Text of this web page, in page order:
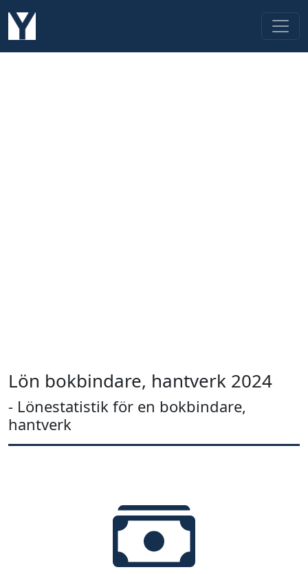
Lön bokbindare, hantverk 2024
- Lönestatistik för en bokbindare,
hantverk